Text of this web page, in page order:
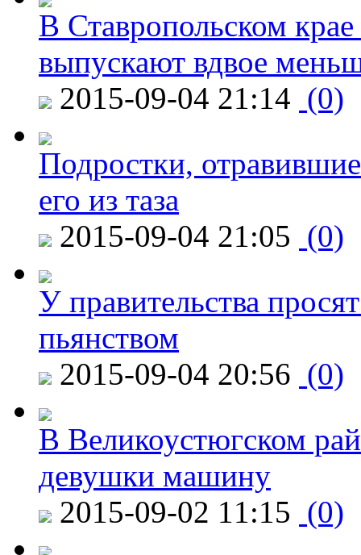
В Ставропольском
выпускают вдвое
2015-09-04 21:14 (0)
Подростки,
его из таза
2015-09-04 21:05 (0)
У правительства
пьянством
2015-09-04 20:56 (0)
В Великоустюгском
девушки машину
2015-09-02 11:15 (0)